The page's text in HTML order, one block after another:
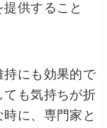
供すること
持にも効果的で
ても気持ちが折
に、専門家と